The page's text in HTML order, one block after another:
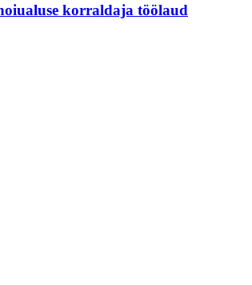
korraldaja töölaud